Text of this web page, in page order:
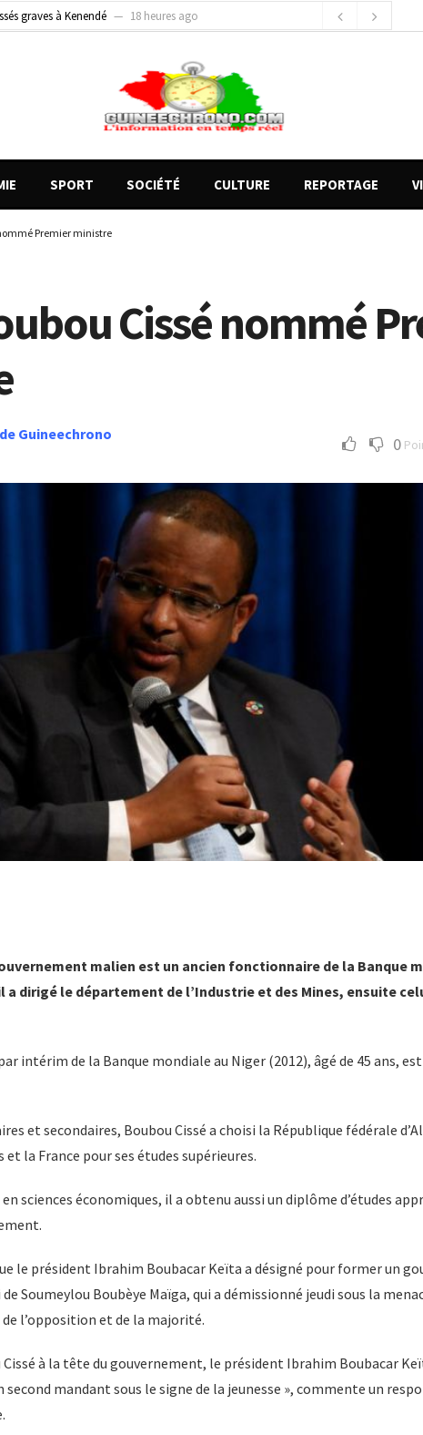
graves à Kenendé
18 heures ago
vers la justice (par Mohamed lamine KOUROUMA)
SPORT SOCIÉTÉ CULTURE REPORTAGE
Premier ministre
Cissé nommé
Guineechrono 0
malien est un ancien fonctionnaire de la Banque
a dirigé le département de l’Industrie et des Mines, ensuite
intérim de la Banque mondiale au Niger (2012), âgé de 45 ans,
et secondaires, Boubou Cissé a choisi la République fédérale
et la France pour ses études supérieures.
sciences économiques, il a obtenu aussi un diplôme d’études
le président Ibrahim Boubacar Keïta a désigné pour former un
Soumeylou Boubèye Maïga, qui a démissionné jeudi sous la
de l’opposition et de la majorité.
à la tête du gouvernement, le président Ibrahim Boubacar
second mandant sous le signe de la jeunesse », commente un